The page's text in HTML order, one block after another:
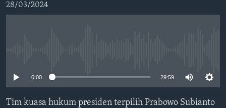
Pencarian
IKUTI KAMI
28/03/2024
0:00 29:59
Tim kuasa hukum presiden terpilih Prabowo Subianto